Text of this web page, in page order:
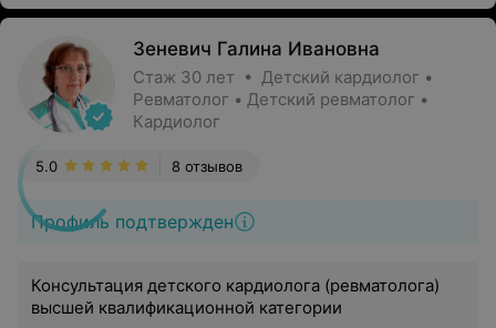
Зеневич Галина Ивановна
Стаж 30 лет • Детский кардиолог •
Ревматолог • Детский ревматолог •
Кардиолог
Профиль подтвержден
8 отзывов
5.0
Консультация детского кардиолога (ревматолога)
высшей квалификационной категории